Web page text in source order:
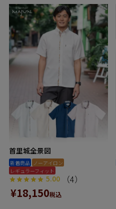
首里城全景図
新着商品 ノーアイロン
レギュラーフィット
5.00 （4）
¥18,150税込